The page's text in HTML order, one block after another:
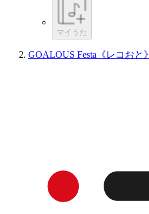
マイうた
GOALOUS Festa《レコおと》